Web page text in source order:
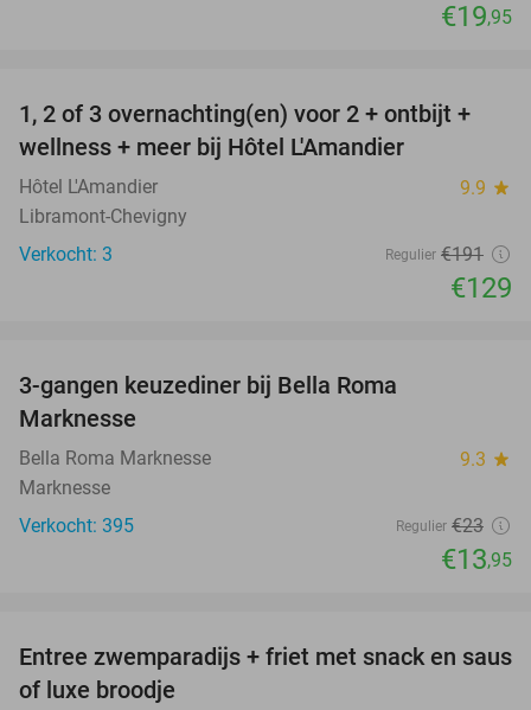
€19,95
32%
TODAY
1, 2 of 3 overnachting(en) voor 2 + ontbijt +
wellness + meer bij Hôtel L'Amandier
Hôtel L'Amandier 9.9 star
Libramont-Chevigny
Verkocht: 3
Regulier €191
€129
3-gangen keuzediner bij Bella Roma
Marknesse
Bella Roma Marknesse 9.3 star
Marknesse
Verkocht: 395
Regulier €23
€13,95
20%
Entree zwemparadijs + friet met snack en saus
of luxe broodje